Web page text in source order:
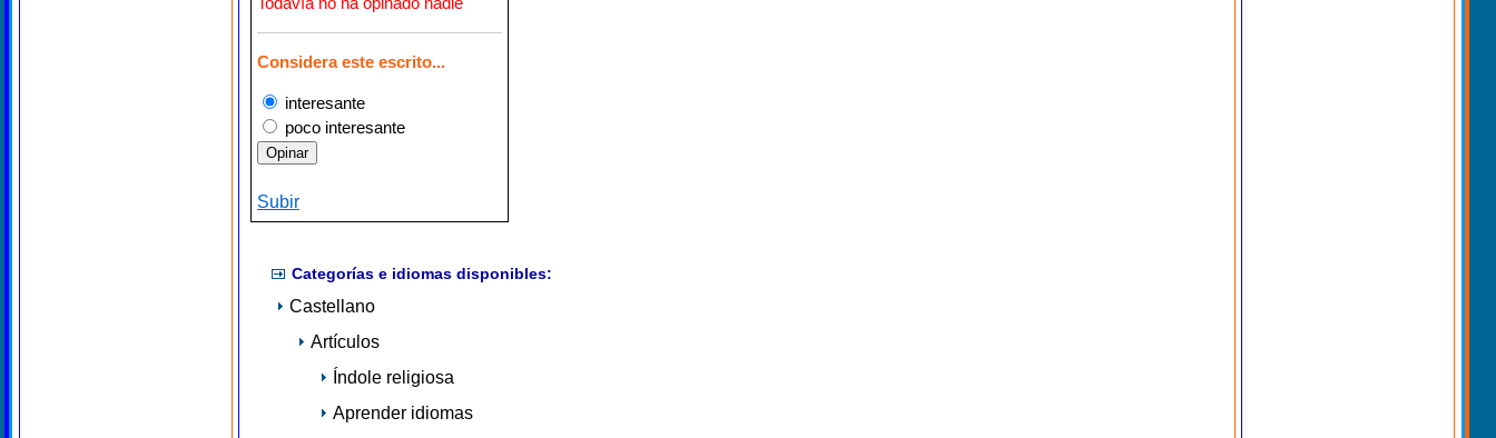
Considera este escrito...
interesante
poco interesante
Subir
Categorías e idiomas disponibles:
Castellano
Artículos
Índole religiosa
Aprender idiomas